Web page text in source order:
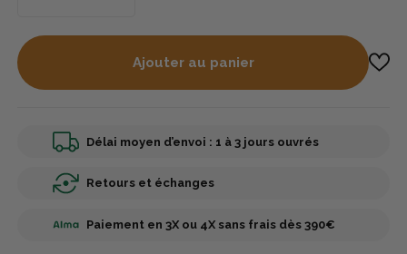
Ajouter au panier
Délai moyen d’envoi : 1 à 3 jours ouvrés
Retours et échanges
Paiement en 3X ou 4X sans frais dès 390€